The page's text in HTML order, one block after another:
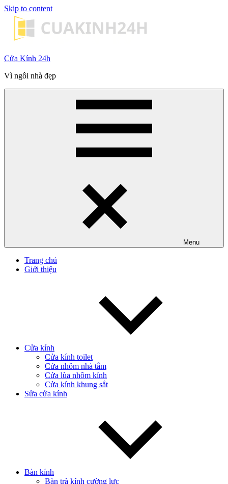
Skip to content
Cửa Kính 24h
Vì ngôi nhà đẹp
Menu
Trang chủ
Giới thiệu
Cửa kính
Cửa kính toilet
Cửa nhôm nhà tắm
Cửa lùa nhôm kính
Cửa kính khung sắt
Sửa cửa kính
Bàn kính
Bàn trà kính cường lực